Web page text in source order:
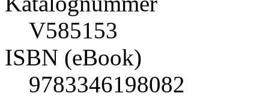
V585153
ISBN (eBook)
9783346198082